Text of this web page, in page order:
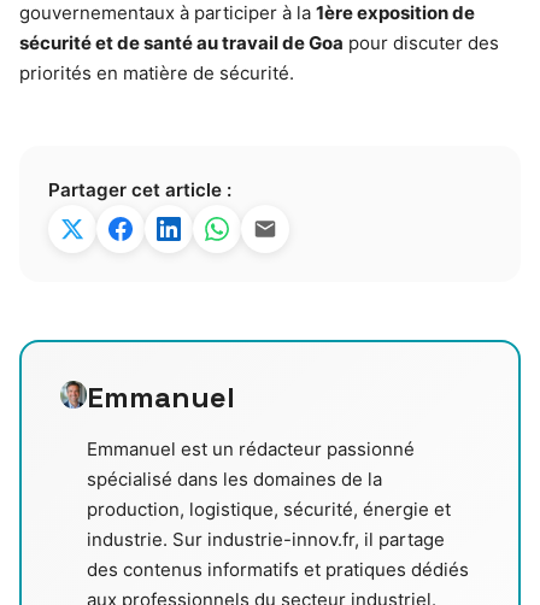
gouvernementaux à participer à la 1ère exposition de
sécurité et de santé au travail de Goa pour discuter des
priorités en matière de sécurité.
Partager cet article :
Emmanuel
Emmanuel est un rédacteur passionné
spécialisé dans les domaines de la
production, logistique, sécurité, énergie et
industrie. Sur industrie-innov.fr, il partage
des contenus informatifs et pratiques dédiés
aux professionnels du secteur industriel.